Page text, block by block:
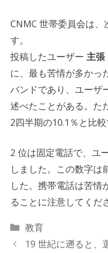
CNMC 世帯委員会は、
す。
投稿したユーザー 主張
に、最も苦情が多かっ
バンドであり、ユーザ
述べたことがある。た
2四半期の10.1％と比
2 位は固定電話で、ユ
しました。この数字は
した。携帯電話は苦情
ることに注意してくだ
カ
テ
教育
19 世紀に遡ると、